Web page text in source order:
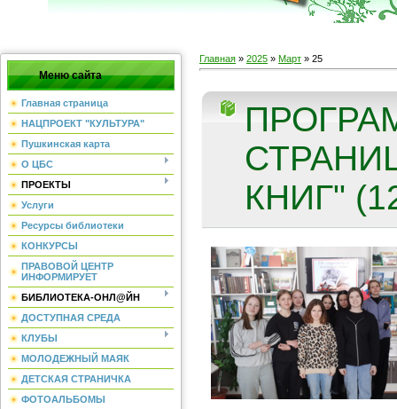
Меню сайта
Главная страница
НАЦПРОЕКТ "КУЛЬТУРА"
Пушкинская карта
О ЦБС
ПРОЕКТЫ
Услуги
Ресурсы библиотеки
КОНКУРСЫ
ПРАВОВОЙ ЦЕНТР
ИНФОРМИРУЕТ
БИБЛИОТЕКА-ОНЛ@ЙН
ДОСТУПНАЯ СРЕДА
КЛУБЫ
МОЛОДЕЖНЫЙ МАЯК
ДЕТСКАЯ СТРАНИЧКА
ФОТОАЛЬБОМЫ
Главная » 2025 » Март » 25
КНИГ"